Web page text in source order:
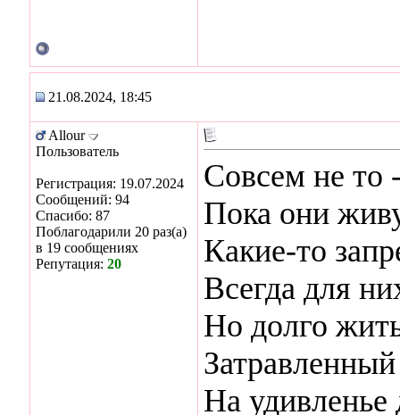
21.08.2024, 18:45
Allour
Пользователь
Регистрация: 19.07.2024
Сообщений: 94
Спасибо: 87
Поблагодарили 20 раз(а)
в 19 сообщениях
Репутация: 20
Совсем не то
Пока они
Какие-то
Всегда для
Но долго
На удивленье